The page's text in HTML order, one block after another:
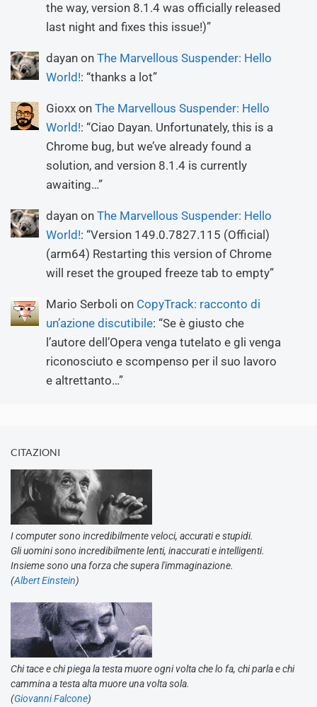
the way, version 8.1.4 was officially released
last night and fixes this issue!)”
dayan on The Marvellous Suspender: Hello
World!: “thanks a lot”
Gioxx on The Marvellous Suspender: Hello
World!: “Ciao Dayan. Unfortunately, this is a
Chrome bug, but we’ve already found a
solution, and version 8.1.4 is currently
awaiting…”
dayan on The Marvellous Suspender: Hello
World!: “Version 149.0.7827.115 (Official)
(arm64) Restarting this version of Chrome
will reset the grouped freeze tab to empty”
Mario Serboli on CopyTrack: racconto di
un’azione discutibile: “Se è giusto che
l’autore dell’Opera venga tutelato e gli venga
riconosciuto e scompenso per il suo lavoro
e altrettanto…”
CITAZIONI
I computer sono incredibilmente veloci, accurati e stupidi.
Gli uomini sono incredibilmente lenti, inaccurati e intelligenti.
Insieme sono una forza che supera l'immaginazione.
(Albert Einstein)
Chi tace e chi piega la testa muore ogni volta che lo fa, chi parla e chi
cammina a testa alta muore una volta sola.
(Giovanni Falcone)